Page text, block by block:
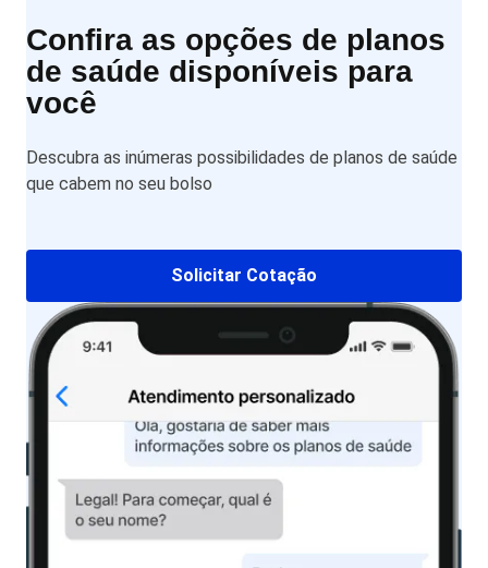
Confira as opções de planos
de saúde disponíveis para
você
Descubra as inúmeras possibilidades de planos de saúde
que cabem no seu bolso
Solicitar Cotação